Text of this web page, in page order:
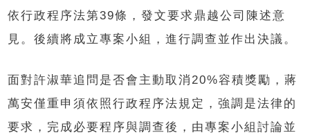
依行政程序法第39條，發文要求鼎越公司陳述意
見。後續將成立專案小組，進行調查並作出決議。
面對許淑華追問是否會主動取消20%容積獎勵，蔣
萬安僅重申須依照行政程序法規定，強調是法律的
要求，完成必要程序與調查後，由專案小組討論並